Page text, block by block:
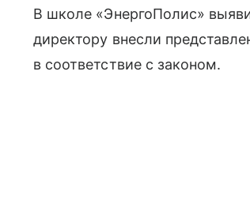
В школе «ЭнергоПолис»
директору внесли
в соответствие с законом.